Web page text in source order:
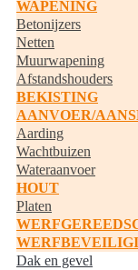
WAPENING
Betonijzers
Netten
Muurwapening
Afstandshouders
BEKISTING
AANVOER/
Aarding
Wachtbuizen
Wateraanvoer
HOUT
Platen
Dak en gevel